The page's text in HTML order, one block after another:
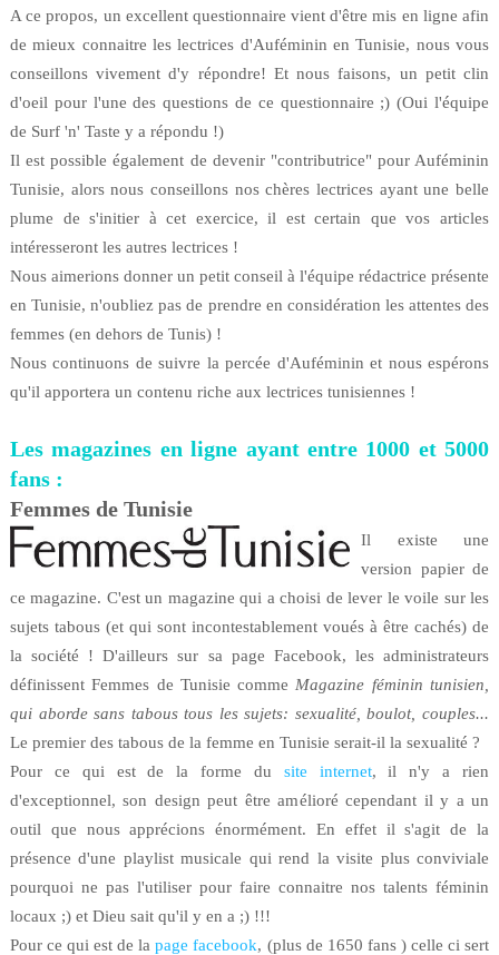
A ce propos, un excellent questionnaire vient d'être mis en ligne afin
de mieux connaitre les lectrices d'Auféminin en Tunisie, nous vous
conseillons vivement d'y répondre! Et nous faisons, un petit clin
d'oeil pour l'une des questions de ce questionnaire ;) (Oui l'équipe
de Surf 'n' Taste y a répondu !)
Il est possible également de devenir "contributrice" pour Auféminin
Tunisie, alors nous conseillons nos chères lectrices ayant une belle
plume de s'initier à cet exercice, il est certain que vos articles
intéresseront les autres lectrices !
Nous aimerions donner un petit conseil à l'équipe rédactrice présente
en Tunisie, n'oubliez pas de prendre en considération les attentes des
femmes (en dehors de Tunis) !
Nous continuons de suivre la percée d'Auféminin et nous espérons
qu'il apportera un contenu riche aux lectrices tunisiennes !
Les magazines en ligne ayant entre 1000 et 5000
fans:
Femmes de Tunisie
Il existe une
version papier de
ce magazine. C'est un magazine qui a choisi de lever le voile sur les
sujets tabous (et qui sont incontestablement voués à être cachés) de
la société ! D'ailleurs sur sa page Facebook, les administrateurs
définissent Femmes de Tunisie comme Magazine féminin tunisien,
qui aborde sans tabous tous les sujets: sexualité, boulot, couples...
Le premier des tabous de la femme en Tunisie serait-il la sexualité ?
Pour ce qui est de la forme du site internet, il n'y a rien
d'exceptionnel, son design peut être amélioré cependant il y a un
outil que nous apprécions énormément. En effet il s'agit de la
présence d'une playlist musicale qui rend la visite plus conviviale
pourquoi ne pas l'utiliser pour faire connaitre nos talents féminin
locaux ;) et Dieu sait qu'il y en a ;) !!!
Pour ce qui est de lapage facebook, (plus de 1650 fans ) celle ci sert